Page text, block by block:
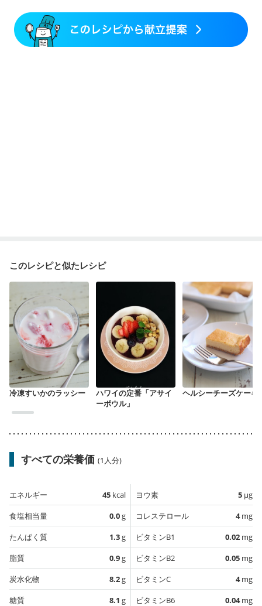
このレシピと似たレシピ
冷凍すいかのラッシー
ハワイの定番「アサイ
ーボウル」
ヘルシーチーズケーキ
すべての栄養価 (1人分)
エネルギー 45 kcal
食塩相当量
0.0g
たんぱく質
1.3g
脂質
0.9g
炭水化物
8.2g
糖質
8.1 g
ヨウ素 5 µg
コレステロール
4mg
ビタミンB1
0.02 mg
ビタミンB2
0.05 mg
ビタミンC
4mg
ビタミンB6
0.04mg